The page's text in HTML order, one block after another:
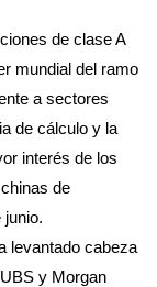
de clase A
mundial del ramo
a sectores
de cálculo y la
interés de los
de
junio.
levantado cabeza
y Morgan